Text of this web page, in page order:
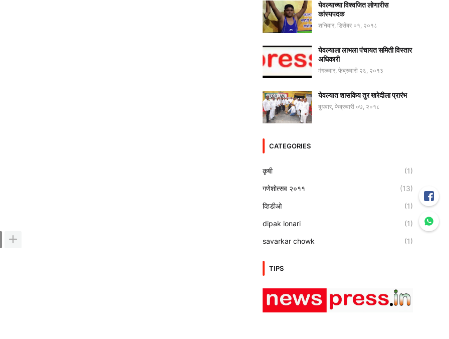
येवल्याच्या विश्वजित लोणारीस
कांस्यपदक
शनिवार, डिसेंबर ०१, २०१८
येवल्याला लाभला पंचायत समिती विस्तार
अधिकारी
मंगळवार, फेब्रुवारी २६, २०१३
येवल्यात शासकिय तुर खरेदीला प्रारंभ
बुधवार, फेब्रुवारी ०७, २०१८
CATEGORIES
कृषी (1)
गणेशोत्सव २०११ (13)
व्हिडीओ (1)
dipak lonari (1)
savarkar chowk (1)
TIPS